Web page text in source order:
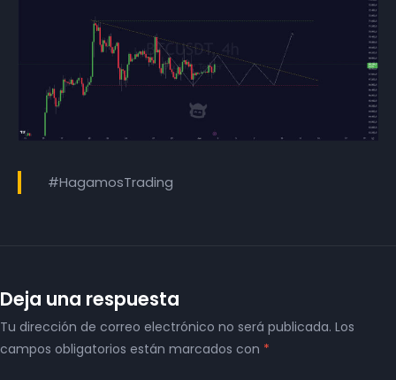
#HagamosTrading
Deja una respuesta
Tu dirección de correo electrónico no será publicada. Los
campos obligatorios están marcados con *